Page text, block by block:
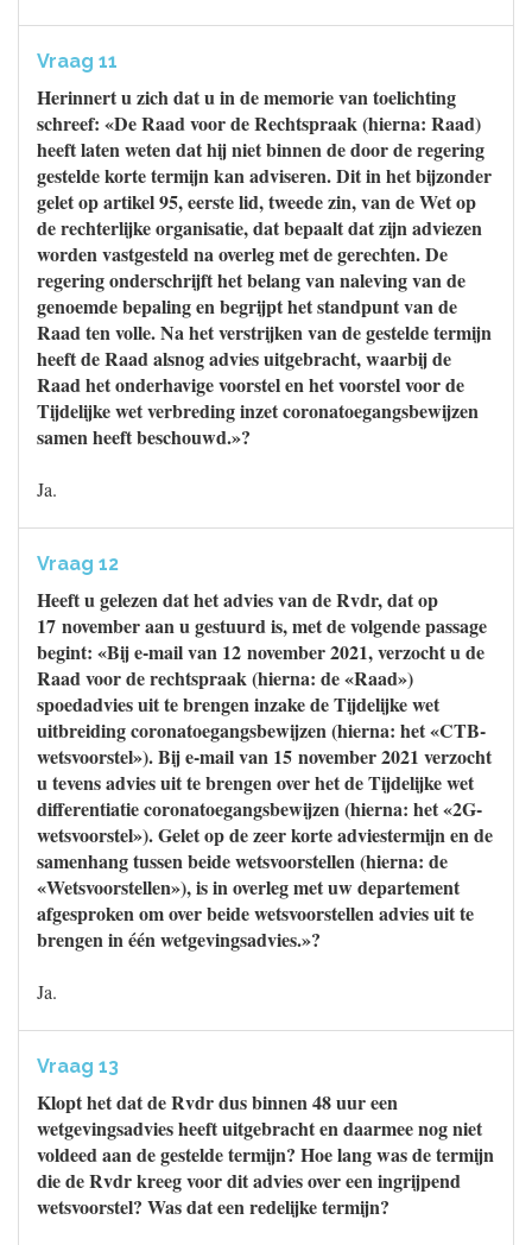
Vraag 11
Herinnert u zich dat u in de memorie van toelichting
schreef: «De Raad voor de Rechtspraak (hierna: Raad)
heeft laten weten dat hij niet binnen de door de regering
gestelde korte termijn kan adviseren. Dit in het bijzonder
gelet op artikel 95, eerste lid, tweede zin, van de Wet op
de rechterlijke organisatie, dat bepaalt dat zijn adviezen
worden vastgesteld na overleg met de gerechten. De
regering onderschrijft het belang van naleving van de
genoemde bepaling en begrijpt het standpunt van de
Raad ten volle. Na het verstrijken van de gestelde termijn
heeft de Raad alsnog advies uitgebracht, waarbij de
Raad het onderhavige voorstel en het voorstel voor de
Tijdelijke wet verbreding inzet coronatoegangsbewijzen
samen heeft beschouwd.»?
Ja.
Vraag 12
Heeft u gelezen dat het advies van de Rvdr, dat op
17 november aan u gestuurd is, met de volgende passage
begint: «Bij e-mail van 12 november 2021, verzocht u de
Raad voor de rechtspraak (hierna: de «Raad»)
spoedadvies uit te brengen inzake de Tijdelijke wet
uitbreiding coronatoegangsbewijzen (hierna: het «CTB-
wetsvoorstel»). Bij e-mail van 15 november 2021 verzocht
u tevens advies uit te brengen over het de Tijdelijke wet
differentiatie coronatoegangsbewijzen (hierna: het «2G-
wetsvoorstel»). Gelet op de zeer korte adviestermijn en de
samenhang tussen beide wetsvoorstellen (hierna: de
«Wetsvoorstellen»), is in overleg met uw departement
afgesproken om over beide wetsvoorstellen advies uit te
brengen in één wetgevingsadvies.»?
Ja.
Vraag 13
Klopt het dat de Rvdr dus binnen 48 uur een
wetgevingsadvies heeft uitgebracht en daarmee nog niet
voldeed aan de gestelde termijn? Hoe lang was de termijn
die de Rvdr kreeg voor dit advies over een ingrijpend
wetsvoorstel? Was dat een redelijke termijn?